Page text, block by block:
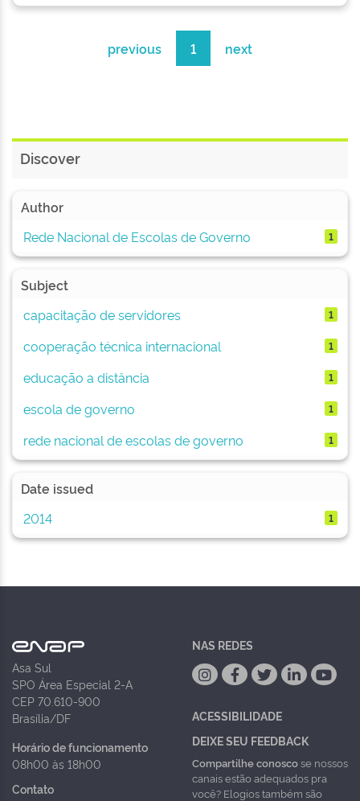
previous 1 next
Discover
Author
Rede Nacional de Escolas de Governo
1
Subject
capacitação de servidores
1
cooperação técnica internacional 1
educação a distância 1
escola de governo 1
rede nacional de escolas de governo 1
Date issued
2014
1
Asa Sul
SPO Área Especial 2-A
CEP 70.610-900
Brasília/DF
Horário de funcionamento
08h00 às 18h00
Contato
NAS REDES
ACESSIBILIDADE
DEIXE SEU FEEDBACK
Compartilhe conoscose nossos
canais estão adequados pra
você? Elogios também são